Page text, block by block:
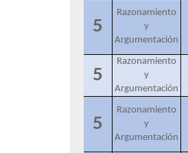
5
Razonamiento
y
Argumentación
5
Razonamiento
y
Argumentación
5
Razonamiento
y
Argumentación